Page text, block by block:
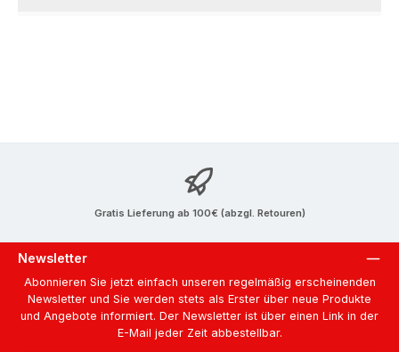
Gratis Lieferung ab 100€ (abzgl. Retouren)
Newsletter
Abonnieren Sie jetzt einfach unseren regelmäßig erscheinenden
Newsletter und Sie werden stets als Erster über neue Produkte
und Angebote informiert. Der Newsletter ist über einen Link in der
E-Mail jeder Zeit abbestellbar.